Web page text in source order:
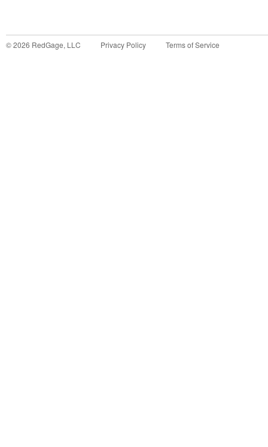
©2026 RedGage, LLC Privacy Policy Terms of Service